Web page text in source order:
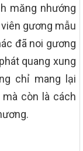
măng nhướng
gương mẫu
đã noi gương
quang xung
chỉ mang lại
còn là cách